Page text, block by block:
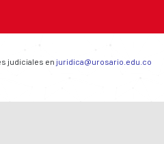
judiciales en juridica@urosario.edu.co